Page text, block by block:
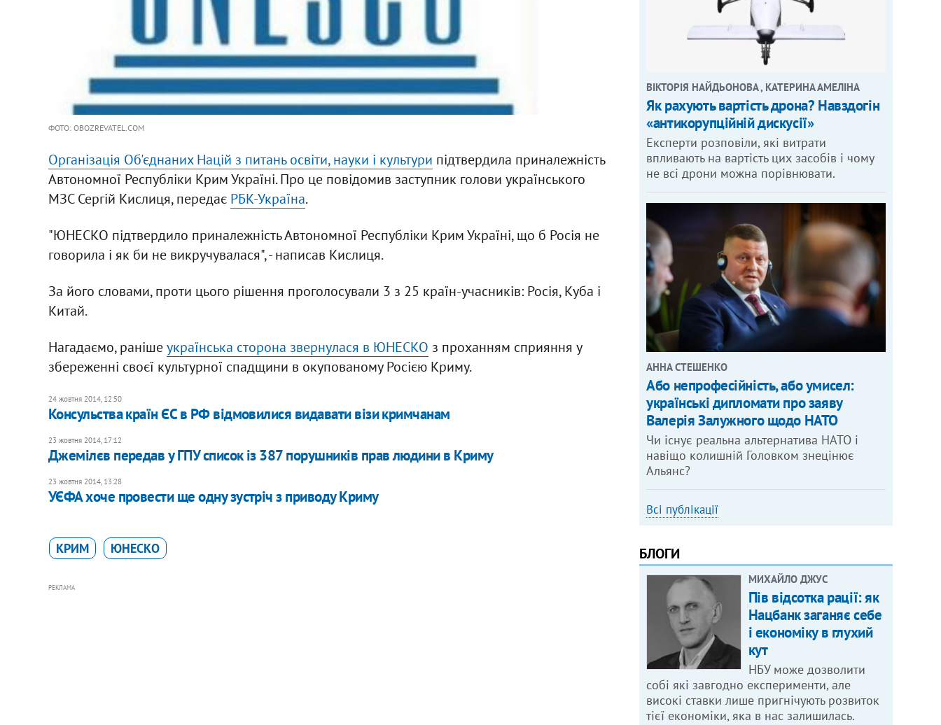
ФОТО: OBOZREVATEL.COM
Організація Об'єднаних Націй з питань освіти, науки і культури підтвердила приналежність
Автономної Республіки Крим Україні. Про це повідомив заступник голови українського
МЗС Сергій Кислиця, передає РБК-Україна.
"ЮНЕСКО підтвердило приналежність Автономної Республіки Крим Україні, що б Росія не
говорила і як би не викручувалася", - написав Кислиця.
За його словами, проти цього рішення проголосували 3 з 25 країн-учасників: Росія, Куба і
Китай.
Нагадаємо, ранішеукраїнська сторона звернулася в ЮНЕСКО з проханням сприяння у
збереженні своєї культурної спадщини в окупованому Росією Криму.
24 жовтня 2014, 12:50
Консульства країн ЄС в РФ відмовилися видавати візи кримчанам
23 жовтня 2014, 17:12
Джемілєв передав у ГПУ список із 387 порушників прав людини в Криму
23 жовтня 2014, 13:28
УЄФА хоче провести ще одну зустріч з приводу Криму
КРИМ ЮНЕСКО
РЕКЛАМА
ВІКТОРІЯ НАЙДЬОНОВА , КАТЕРИНА АМЕЛІНА
Як рахують вартість дрона? Навздогін
«антикорупційній дискусії»
Експерти розповіли, які витрати
впливають на вартість цих засобів і чому
не всі дрони можна порівнювати.
АННА СТЕШЕНКО
Або непрофесійність, або умисел:
українські дипломати про заяву
Валерія Залужного щодо НАТО
Чи існує реальна альтернатива НАТО і
навіщо колишній Головком знецінює
Альянс?
Всі публікації
БЛОГИ
МИХАЙЛО ДЖУС
Пів відсотка рації: як
Нацбанк заганяє себе
і економіку в глухий
кут
НБУ може дозволити
собі які завгодно експерименти, але
високі ставки лише пригнічують розвиток
тієї економіки, яка в нас залишилась.